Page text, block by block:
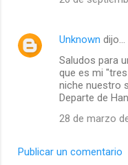
Unknown dijo…
Saludos para
que es mi
niche nuestro
Departe de
28 de marzo
Publicar un comentario